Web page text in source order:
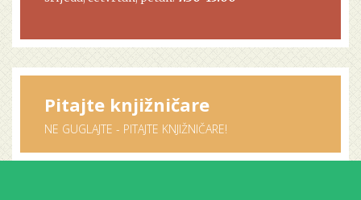
Pitajte knjižničare
NE GUGLAJTE - PITAJTE KNJIŽNIČARE!